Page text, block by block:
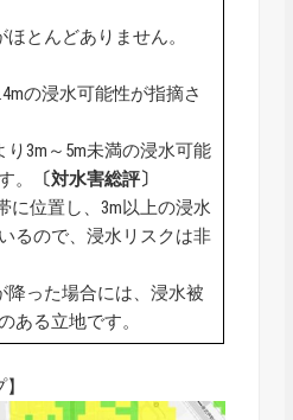
とんどありません。
の浸水可能性が指摘さ
3m～5m未満の浸水可能
。
〔対水害総評〕
に位置し、3m以上の浸水
るので、浸水リスクは非
降った場合には、浸水被
ある立地です。